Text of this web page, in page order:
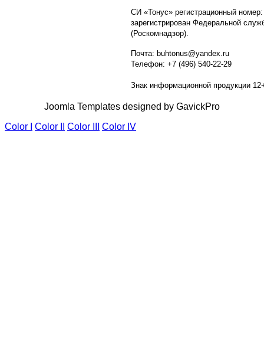
СИ «Тонус» регистрационный
зарегистрирован Федеральной
(Роскомнадзор).
Почта: buhtonus@yandex.ru
Телефон: +7 (496) 540-22-29
Знак информационной продукции
Joomla Templates designed by GavickPro
Color I
Color II Color III Color IV